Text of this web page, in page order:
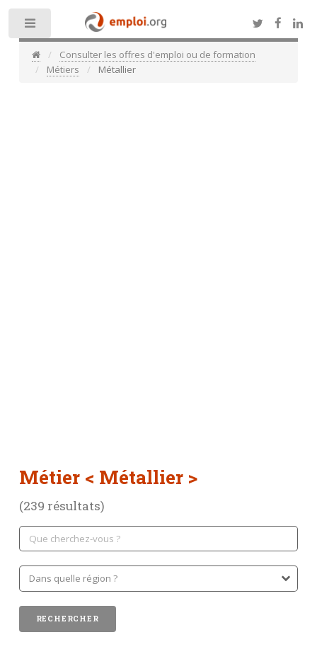
Consulter les offres d'emploi ou de formation
Métiers
Métallier
Métier < Métallier >
(239 résultats)
Toggle